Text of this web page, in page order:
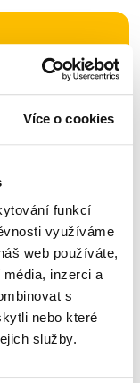
Více o cookies
funkcí
využíváme
web používáte,
inzerci a
s
nebo které
služby.
tak
a
šíří.